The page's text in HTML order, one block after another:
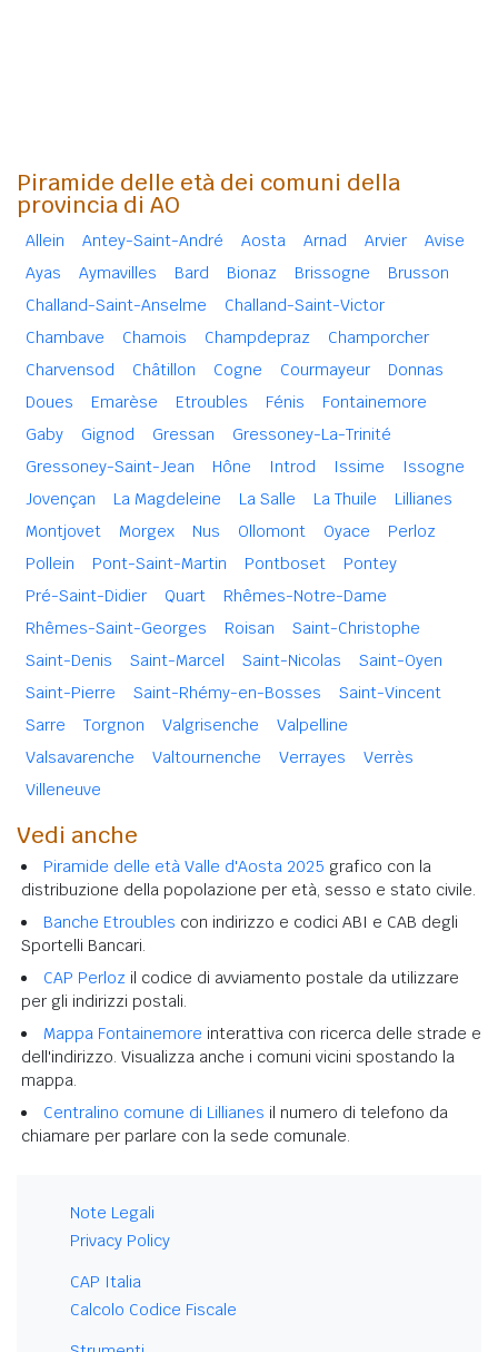
Piramide delle età dei comuni della
provincia di AO
Allein Antey-Saint-André Aosta Arnad Arvier
Avise
Ayas
Aymavilles Bard Bionaz Brissogne
Brusson
Challand-Saint-Anselme
Challand-Saint-Victor
Chambave
Chamois Champdepraz
Champorcher
Charvensod
Châtillon Cogne Courmayeur
Donnas
Doues
Emarèse Etroubles Fénis
Fontainemore
Gaby
Gignod Gressan
Gressoney-La-Trinité
Gressoney-Saint-Jean
Hône Introd Issime
Issogne
Jovençan
La Magdeleine La Salle La Thuile
Lillianes
Montjovet
Morgex Nus Ollomont Oyace
Perloz
Pollein
Pont-Saint-Martin Pontboset
Pontey
Pré-Saint-Didier
Quart
Rhêmes-Notre-Dame
Rhêmes-Saint-Georges
Roisan
Saint-Christophe
Saint-Denis
Saint-Marcel Saint-Nicolas
Saint-Oyen
Saint-Pierre
Saint-Rhémy-en-Bosses
Saint-Vincent
Sarre
Torgnon Valgrisenche
Valpelline
Valsavarenche
Valtournenche Verrayes
Verrès
Villeneuve
Vedi anche
Piramide delle età Valle d'Aosta 2025 grafico con la
distribuzione della popolazione per età, sesso e stato civile.
Banche Etroubles con indirizzo e codici ABI e CAB degli
Sportelli Bancari.
CAP Perloz il codice di avviamento postale da utilizzare
per gli indirizzi postali.
Mappa Fontainemore interattiva con ricerca delle strade e
dell'indirizzo. Visualizza anche i comuni vicini spostando la
mappa.
Centralino comune di Lillianes il numero di telefono da
chiamare per parlare con la sede comunale.
Note Legali
Privacy Policy
CAP Italia
Calcolo Codice Fiscale